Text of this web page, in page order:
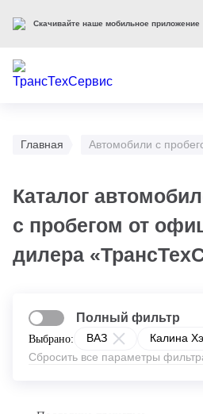
Главная Автомобили с
Каталог
с пробегом от
дилера
Выбрано: ВАЗ
Калина
Сбросить все параметры
Полный фильтр
Скачивайте наше мобильное приложение